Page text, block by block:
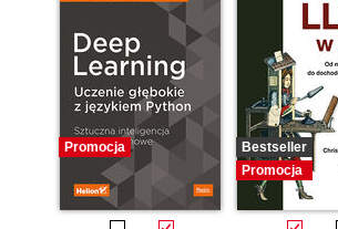
Promocja
Bestseller
Promocja